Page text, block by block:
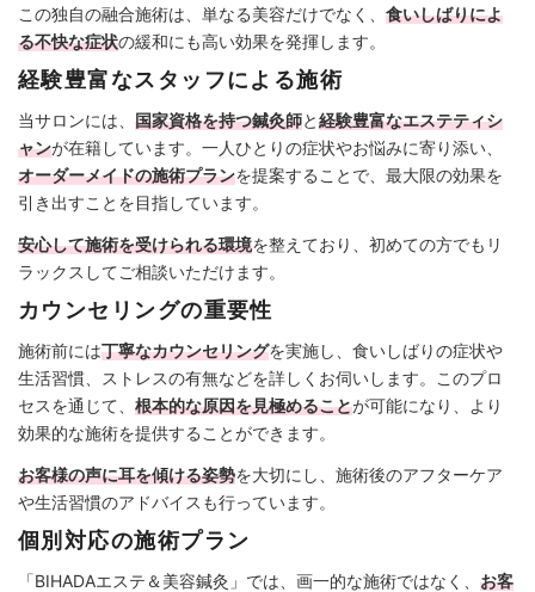
この独自の融合施術は、単なる美容だけでなく、 食いしばりによ
る不快な症状の緩和にも高い効果を発揮します。
経験豊富なスタッフによる施術
当サロンには、 国家資格を持つ鍼灸師と経験豊富なエステティシ
ャンが在籍しています。一人ひとりの症状やお悩みに寄り添い、
オーダーメイドの施術プランを提案することで、最大限の効果を
引き出すことを目指しています。
安心して施術を受けられる環境を整えており、初めての方でもリ
ラックスしてご相談いただけます。
カウンセリングの重要性
施術前には丁寧なカウンセリングを実施し、食いしばりの症状や
生活習慣、ストレスの有無などを詳しくお伺いします。このプロ
セスを通じて、 根本的な原因を見極めることが可能になり、より
効果的な施術を提供することができます。
お客様の声に耳を傾ける姿勢を大切にし、施術後のアフターケア
や生活習慣のアドバイスも行っています。
個別対応の施術プラン
「BIHADAエステ＆美容鍼灸」では、画一的な施術ではなく、 お客